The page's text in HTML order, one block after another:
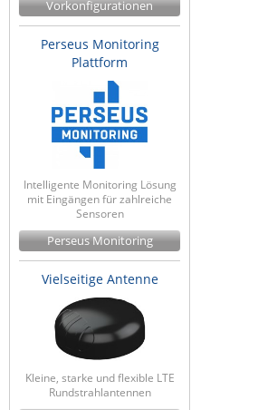
Vorkonfigurationen
Perseus Monitoring
Plattform
Intelligente Monitoring Lösung
mit Eingängen für zahlreiche
Sensoren
Perseus Monitoring
Vielseitige Antenne
Kleine, starke und flexible LTE
Rundstrahlantennen